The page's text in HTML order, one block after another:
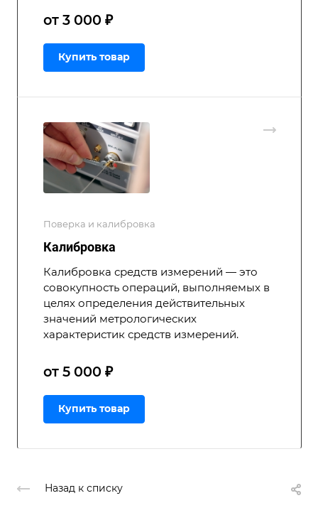
от 3 000 ₽
Купить товар
Поверка и калибровка
Калибровка
Калибровка средств измерений — это
совокупность операций, выполняемых в
целях определения действительных
значений метрологических
характеристик средств измерений.
от 5 000 ₽
Купить товар
Назад к списку